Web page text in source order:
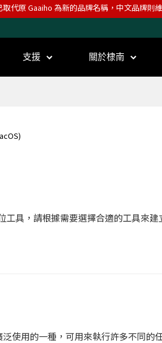
代原 Gaaiho 為新的品牌名稱，中文品牌則
支援 關於棣南
具，請根據需要選擇合適的工具來建
泛使用的一種，可用來執行許多不同的